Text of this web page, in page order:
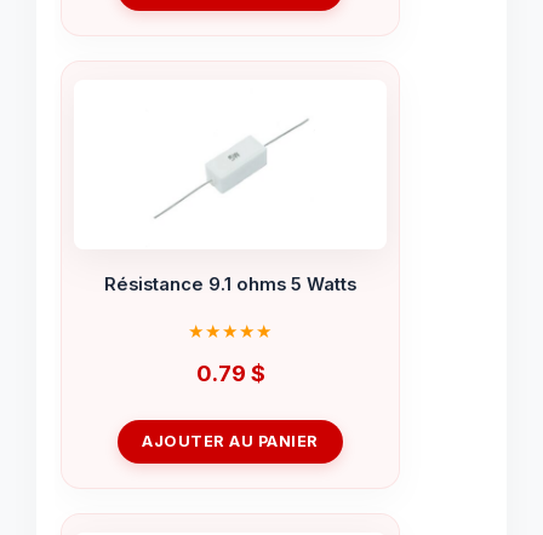
Résistance 9.1 ohms 5 Watts
0.79 $
AJOUTER AU PANIER